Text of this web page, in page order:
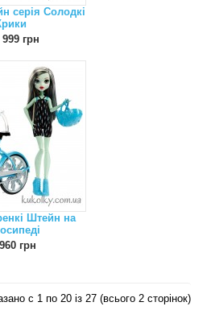
серія Солодкі
грн
Штейн на
грн
с 1 по 20 із 27 (всього 2 сторінок)